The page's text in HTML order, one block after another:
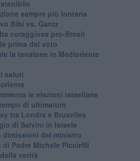
sempre più lontana
Bibi vs. Gantz
coraggiosa pro-Brexit
prima del voto
la tensione in Medioriente
saluti
le elezioni israeliane
di ultimatum
tra Londra e Bruxelles
di Salvini in Israele
dimissioni del ministro
di Padre Michele Piccirilli
verità